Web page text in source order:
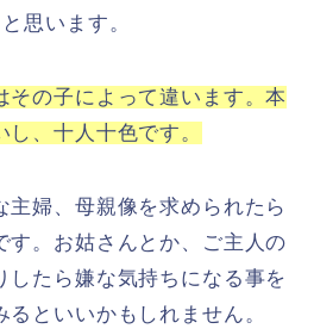
思います。
その子によって違います。本
、十人十色です。
主婦、母親像を求められたら
す。お姑さんとか、ご主人の
したら嫌な気持ちになる事を
といいかもしれません。